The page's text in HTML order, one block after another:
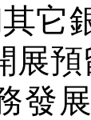
它
展
發